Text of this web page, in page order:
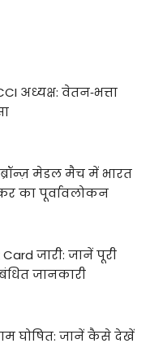
अध्यक्ष: वेतन‑भत्ता
मेडल मैच में भारत
का पूर्वावलोकन
Card जारी: जानें पूरी
जानकारी
घोषित: जानें कैसे देखें